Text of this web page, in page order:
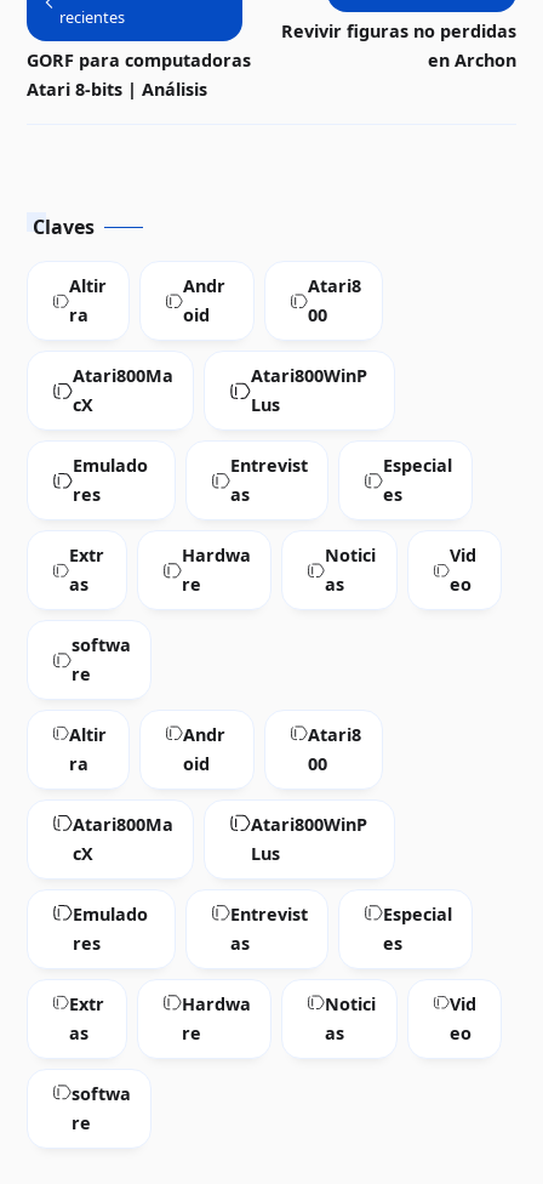
recientes
GORF para computadoras
Atari 8-bits | Análisis
Revivir figuras no perdidas
en Archon
Claves
Altir
ra
Andr
oid
Atari8
00
Atari800Ma
cX
Atari800WinP
Lus
Emulado
res
Entrevist
as
Especial
es
Extr
as
Hardwa
re
Notici
as
Vid
eo
softwa
re
Altir
ra
Andr
oid
Atari8
00
Atari800Ma
cX
Atari800WinP
Lus
Emulado
res
Entrevist
as
Especial
es
Extr
as
Hardwa
re
Notici
as
Vid
eo
softwa
re